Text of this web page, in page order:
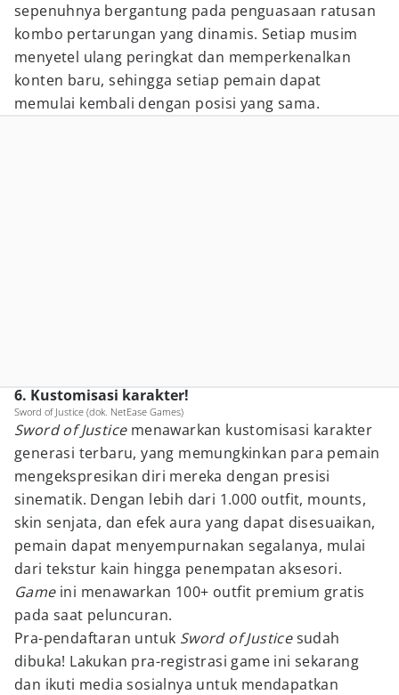
sepenuhnya bergantung pada penguasaan ratusan
kombo pertarungan yang dinamis. Setiap musim
menyetel ulang peringkat dan memperkenalkan
konten baru, sehingga setiap pemain dapat
memulai kembali dengan posisi yang sama.
6. Kustomisasi karakter!
Sword of Justice (dok. NetEase Games)
Sword of Justice menawarkan kustomisasi karakter
generasi terbaru, yang memungkinkan para pemain
mengekspresikan diri mereka dengan presisi
sinematik. Dengan lebih dari 1.000 outfit, mounts,
skin senjata, dan efek aura yang dapat disesuaikan,
pemain dapat menyempurnakan segalanya, mulai
dari tekstur kain hingga penempatan aksesori.
Gameini menawarkan 100+ outfit premium gratis
pada saat peluncuran.
Pra-pendaftaran untuk Sword of Justicesudah
dibuka! Lakukan pra-registrasi game ini sekarang
dan ikuti media sosialnya untuk mendapatkan